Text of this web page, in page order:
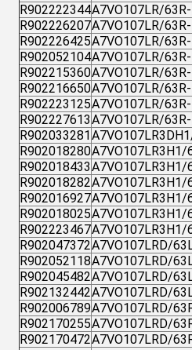
R902222344A7VO107LR/
R902226207A7VO107LR/
R902226425A7VO107LR/
R902052104A7VO107LR/
R902215360A7VO107LR/
R902216650A7VO107LR/
R902223125A7VO107LR/
R902227613A7VO107LR/
R902033281
R902018280A7VO107LR3H1/
R902018433A7VO107LR3H1/
R902018282A7VO107LR3H1/
R902016927A7VO107LR3H1/
R902018025A7VO107LR3H1/
R902223467A7VO107LR3H1/
R902047372A7VO107LRD/
R902052118A7VO107LRD/
R902045482A7VO107LRD/
R902132442A7VO107LRD/
R902006789A7VO107LRD/
R902170255A7VO107LRD/
R902170472A7VO107LRD/